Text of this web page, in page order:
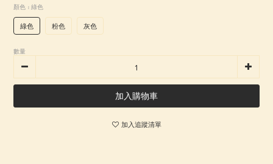
顏色 : 綠色
綠色 粉色 灰色
數量
加入購物車
加入追蹤清單